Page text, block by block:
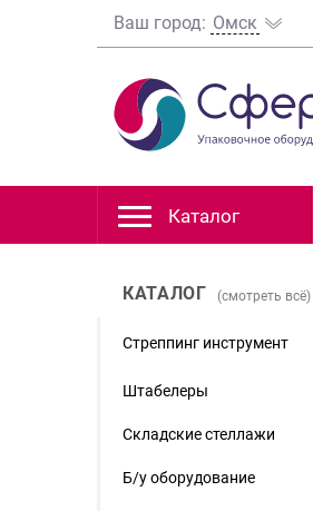
Ваш город: Омск
Каталог
КАТАЛОГ (смотреть всё)
Стреппинг инструмент
Штабелеры
Складские стеллажи
Б/у оборудование